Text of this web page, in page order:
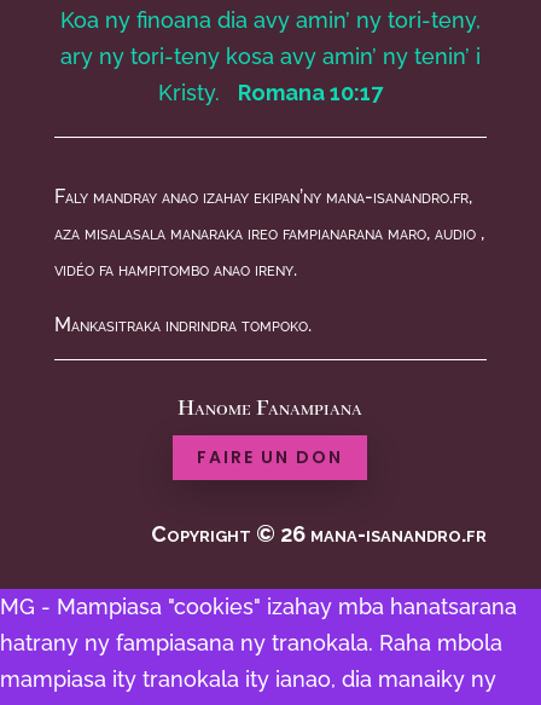
Koa ny finoana dia avy amin’ ny tori-teny,
ary ny tori-teny kosa avy amin’ ny tenin’ i
Kristy. Romana 10:17
Faly mandray anao izahay ekipan’ny mana-isanandro.fr,
aza misalasala manaraka ireo fampianarana maro, audio ,
vidéo fa hampitombo anao ireny.
Mankasitraka indrindra tompoko.
Hanome Fanampiana
FAIRE UN DON
Copyright © 26 mana-isanandro.fr
MG - Mampiasa "cookies" izahay mba hanatsarana
hatrany ny fampiasana ny tranokala. Raha mbola
mampiasa ity tranokala ity ianao, dia manaiky ny